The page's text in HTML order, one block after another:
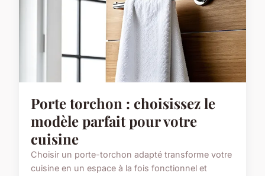
Porte torchon : choisissez le
modèle parfait pour votre
cuisine
Choisir un porte-torchon adapté transforme votre
cuisine en un espace à la fois fonctionnel et